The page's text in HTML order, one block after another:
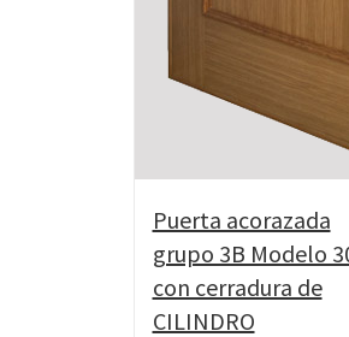
Puerta acorazada
grupo 3B Modelo
con cerradura de
CILINDRO